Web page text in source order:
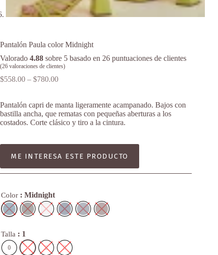
Pantalón Paula color Midnight
Valorado 4.88 sobre 5 basado en 26 puntuaciones de clientes
(26 valoraciones de clientes)
$558.00 – $780.00Price
through
$780.00
Pantalón capri de manta ligeramente acampanado. Bajos con
bastilla ancha, que rematas con pequeñas aberturas a los
costados. Corte clásico y tiro a la cintura.
ME INTERESA ESTE PRODUCTO
Color : Midnight
Talla : 1
0 1 2 3